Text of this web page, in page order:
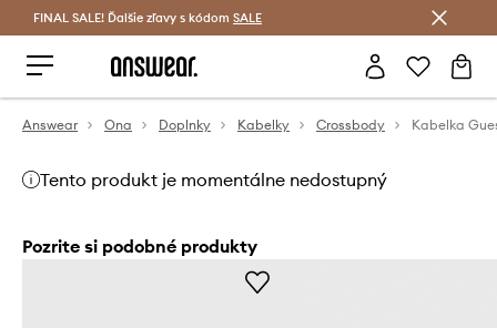
Šetrite s Answear Club >
FINAL SALE! Ďalšie zľavy s kódom SALE
Answear Ona Doplnky Kabelky Crossbody Kabelka
Tento produkt je momentálne nedostupný
Pozrite si podobné produkty